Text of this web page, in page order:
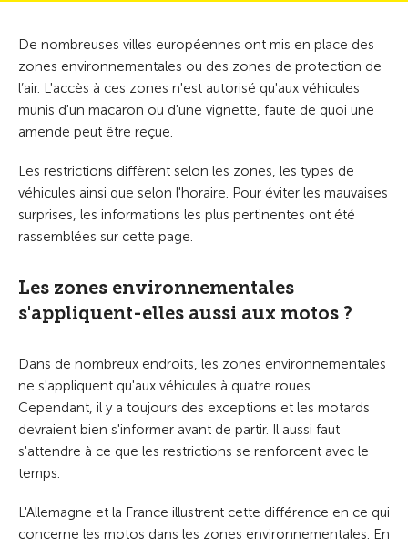
De nombreuses villes européennes ont mis en place des
zones environnementales ou des zones de protection de
l’air. L'accès à ces zones n'est autorisé qu'aux véhicules
munis d'un macaron ou d'une vignette, faute de quoi une
amende peut être reçue.
Les restrictions diffèrent selon les zones, les types de
véhicules ainsi que selon l'horaire. Pour éviter les mauvaises
surprises, les informations les plus pertinentes ont été
rassemblées sur cette page.
Les zones environnementales
s'appliquent-elles aussi aux motos ?
Dans de nombreux endroits, les zones environnementales
ne s'appliquent qu'aux véhicules à quatre roues.
Cependant, il y a toujours des exceptions et les motards
devraient bien s'informer avant de partir. Il aussi faut
s'attendre à ce que les restrictions se renforcent avec le
temps.
L'Allemagne et la France illustrent cette différence en ce qui
concerne les motos dans les zones environnementales. En